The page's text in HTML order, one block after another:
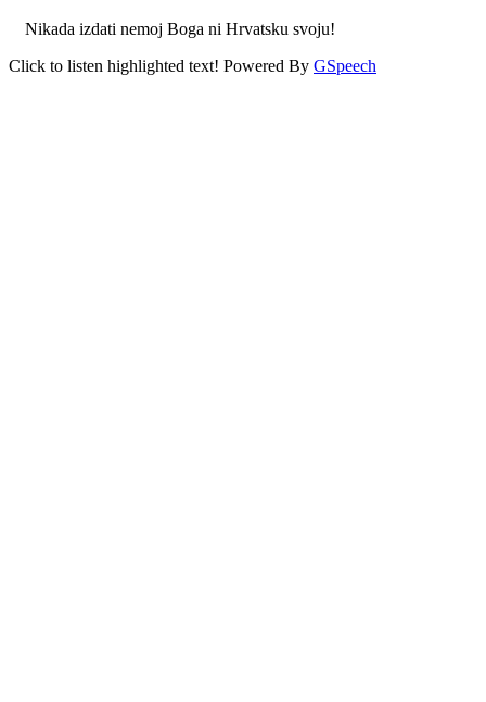
Nikada izdati nemoj Boga ni Hrvatsku svoju!
Click to listen highlighted text! Powered By GSpeech